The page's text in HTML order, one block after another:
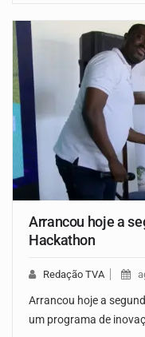
Arrancou hoje a
Hackathon
Redação TVA
Arrancou hoje a
um programa de